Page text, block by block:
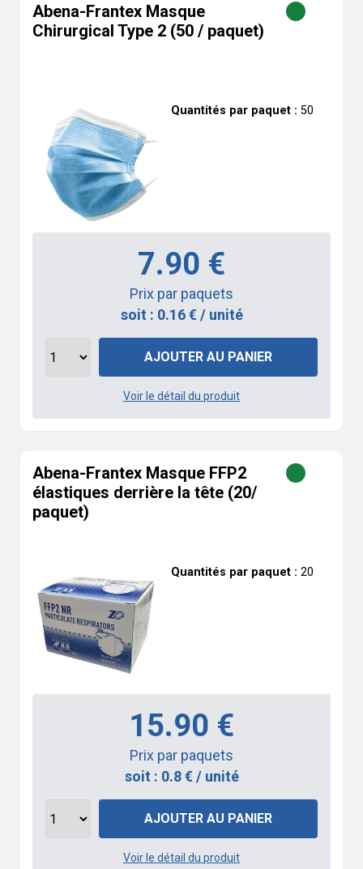
Abena-Frantex Masque
Chirurgical Type 2 (50 / paquet)
Quantités par paquet : 50
7.90 €
Prix par paquets
soit : 0.16 € / unité
AJOUTER AU PANIER
Voir le détail du produit
Abena-Frantex Masque FFP2
élastiques derrière la tête (20/
paquet)
Quantités par paquet : 20
15.90 €
Prix par paquets
soit : 0.8 € / unité
AJOUTER AU PANIER
Voir le détail du produit